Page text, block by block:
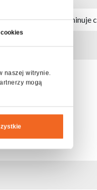
naszej witrynie.
mogą
światło oraz eliminuje